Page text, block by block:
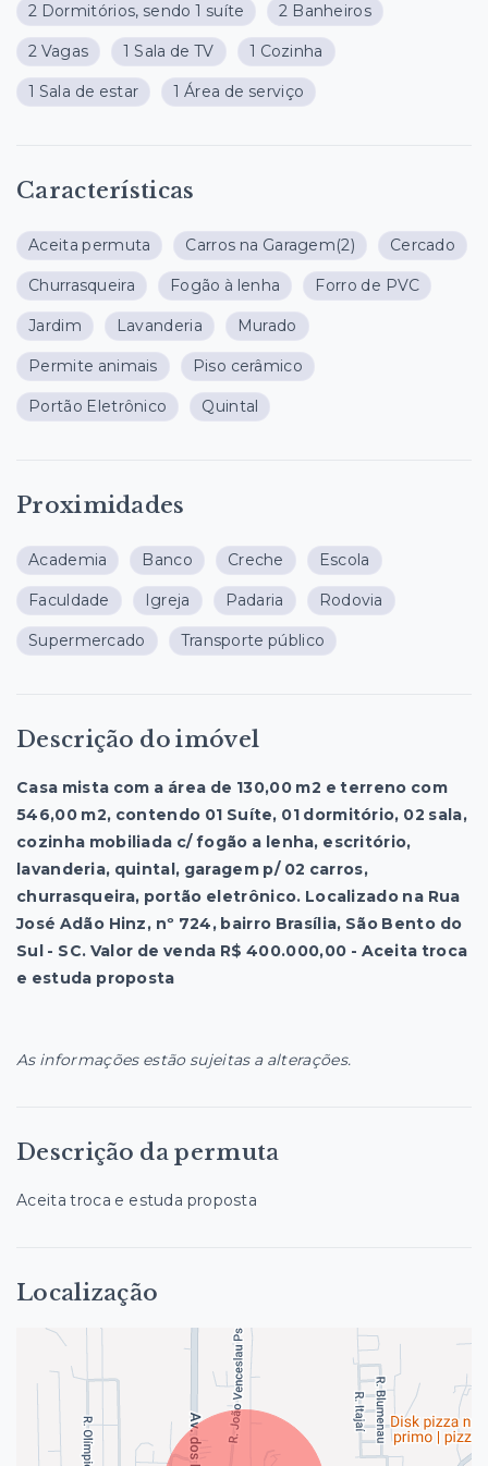
2 Dormitórios, sendo 1 suíte 2 Banheiros
2 Vagas 1 Sala de TV 1 Cozinha
1 Sala de estar 1 Área de serviço
Características
Aceita permuta Carros na Garagem(2) Cercado
Churrasqueira Fogão à lenha Forro de PVC
Jardim Lavanderia Murado
Permite animais Piso cerâmico
Portão Eletrônico Quintal
Proximidades
Academia Banco Creche Escola
Faculdade Igreja Padaria Rodovia
Supermercado Transporte público
Descrição do imóvel
Casa mista com a área de 130,00 m2 e terreno com
546,00 m2, contendo 01 Suíte, 01 dormitório, 02 sala,
cozinha mobiliada c/ fogão a lenha, escritório,
lavanderia, quintal, garagem p/ 02 carros,
churrasqueira, portão eletrônico. Localizado na Rua
José Adão Hinz, nº 724, bairro Brasília, São Bento do
Sul - SC. Valor de venda R$ 400.000,00 - Aceita troca
e estuda proposta
As informações estão sujeitas a alterações.
Descrição da permuta
Aceita troca e estuda proposta
Localização